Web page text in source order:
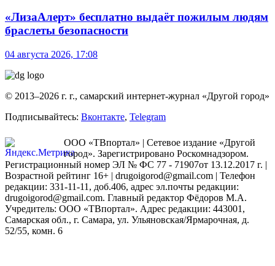
«ЛизаАлерт» бесплатно выдаёт пожилым людям
браслеты безопасности
04 августа 2026, 17:08
© 2013–2026 г. г., самарский интернет-журнал «Другой город»
Подписывайтесь: Вконтакте, Telegram
ООО «ТВпортал» | Сетевое издание «Другой
город». Зарегистрировано Роскомнадзором.
Регистрационный номер ЭЛ № ФС 77 - 71907от 13.12.2017 г. |
Возрастной рейтинг 16+ | drugoigorod@gmail.com | Телефон
редакции: 331-11-11, доб.406, адрес эл.почты редакции:
drugoigorod@gmail.com. Главный редактор Фёдоров М.А.
Учредитель: ООО «ТВпортал». Адрес редакции: 443001,
Самарская обл., г. Самара, ул. Ульяновская/Ярмарочная, д.
52/55, комн. 6